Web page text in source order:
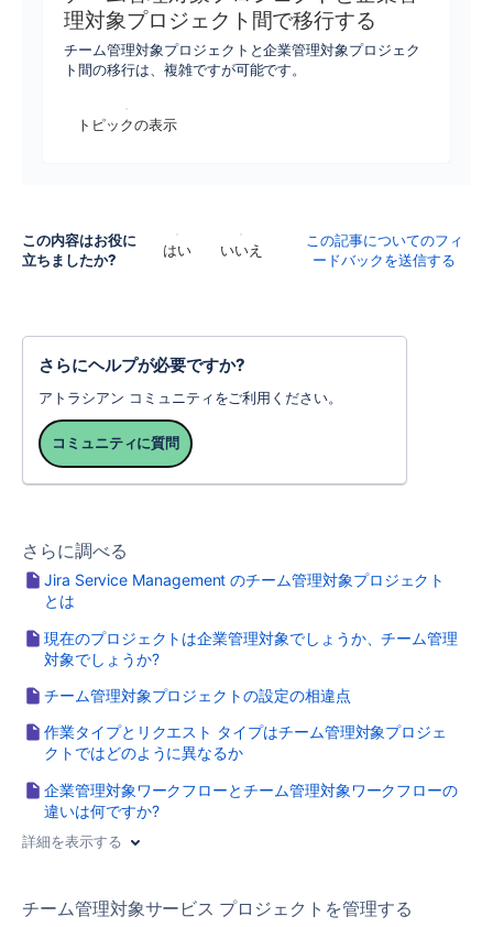
理対象プロジェクト間で移行する
チーム管理対象プロジェクトと企業管理対象プロジェク
ト間の移行は、複雑ですが可能です。
トピックの表示
この内容はお役に
立ちましたか?
はい いいえ
この記事についてのフィ
ードバックを送信する
さらにヘルプが必要ですか?
アトラシアン コミュニティをご利用ください。
コミュニティに質問
さらに調べる
Jira Service Management のチーム管理対象プロジェクト
とは
現在のプロジェクトは企業管理対象でしょうか、チーム管理
対象でしょうか?
チーム管理対象プロジェクトの設定の相違点
作業タイプとリクエスト タイプはチーム管理対象プロジェ
クトではどのように異なるか
企業管理対象ワークフローとチーム管理対象ワークフローの
違いは何ですか?
詳細を表示する
チーム管理対象サービス プロジェクトを管理する